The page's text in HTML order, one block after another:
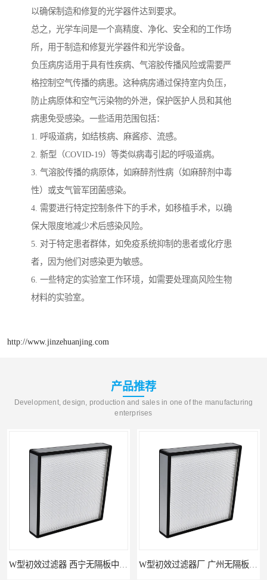
以确保制造和修复的光学器件达到要求。
总之，光学车间是一个高精度、净化、安全和的工作场
所，用于制造和修复光学器件和光学设备。
负压病房适用于具有性疾病、气溶胶传播风险或需要严
格控制空气传播的病患。这种病房通过保持室内负压，
防止病原体和空气污染物的外泄，保护医护人员和其他
病患免受感染。一些适用范围包括：
1. 呼吸道病，如结核病、麻酱疹、流感。
2. 新型（COVID-19）等类似病毒引起的呼吸道病。
3. 气溶胶传播的病原体，如麻醉剂性病（如麻醉剂中毒
性）或支气管军团菌感染。
4. 需要进行特定控制条件下的手术，如移植手术，以确
保大限度地减少术后感染风险。
5. 对于特定患者群体，如免疫系统抑制的患者或化疗患
者，因为他们对感染更为敏感。
6. 一些特定的实验室工作环境，如需要处理高风险生物
材料的实验室。
http://www.jinzehuanjing.com
产品推荐
Development, design, production and sales in one of the manufacturing
enterprises
W型初效过滤器 西宁无隔板中效过滤器供应 金泽 W型初效过滤器厂 广州无隔板中效过滤器厂家 金泽